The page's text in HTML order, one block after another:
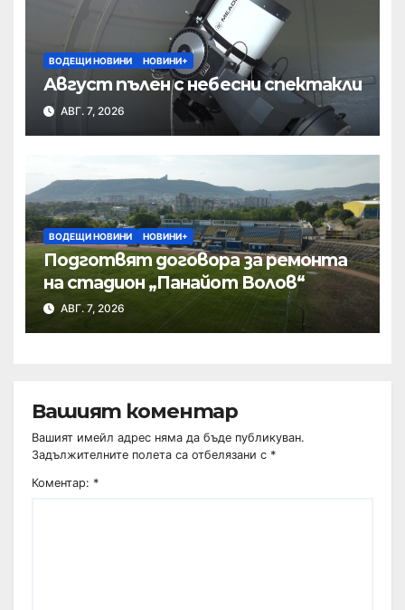
ВОДЕЩИ НОВИНИ НОВИНИ+
Август пълен с небесни спектакли
АВГ. 7, 2026
ВОДЕЩИ НОВИНИ НОВИНИ+
Подготвят договора за ремонта
на стадион „Панайот Волов“
АВГ. 7, 2026
Вашият коментар
Вашият имейл адрес няма да бъде публикуван.
Задължителните полета са отбелязани с *
Коментар: *